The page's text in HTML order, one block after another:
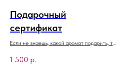
Подарочный
сертификат
Если не знаешь, какой аромат подарить, то
1 500 р.